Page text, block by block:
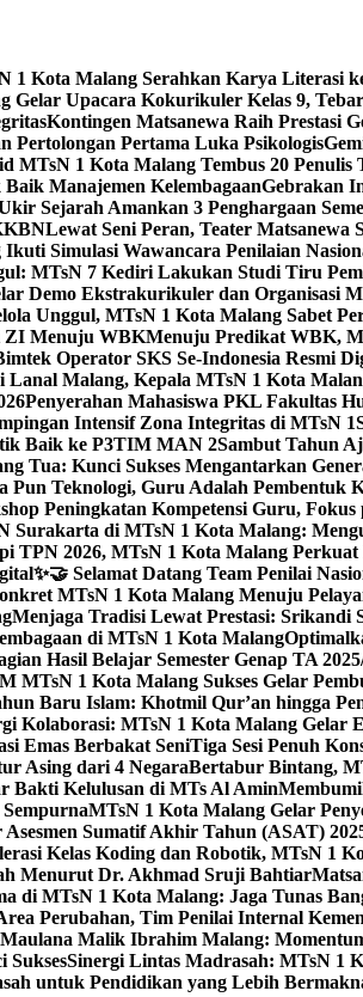
1 Kota Malang Serahkan Karya Literasi
Gelar Upacara Kokurikuler Kelas 9,
Kontingen Matsanewa Raih Prestasi
Pertolongan Pertama Luka Psikologis
MTsN 1 Kota Malang Tembus 20
Manajemen KelembagaanGebrakan
Sejarah Amankan 3 Penghargaan
Lewat Seni Peran, Teater Matsanewa
Simulasi Wawancara Penilaian
MTsN 7 Kediri Lakukan Studi Tiru
Demo Ekstrakurikuler dan Organisasi
Unggul, MTsN 1 Kota Malang Sabet
ZI Menuju WBKMenuju Predikat WBK,
Operator SKS Se-Indonesia Resmi
Lanal Malang, Kepala MTsN 1 Kota
Penyerahan Mahasiswa PKL Fakultas
Intensif Zona Integritas di MTsN 1
Baik ke P3TIM MAN 2Sambut Tahun
Tua: Kunci Sukses Mengantarkan
Pun Teknologi, Guru Adalah Pembentuk
Peningkatan Kompetensi Guru,
Surakarta di MTsN 1 Kota Malang:
TPN 2026, MTsN 1 Kota Malang
✨🤝 Selamat Datang Team Penilai
MTsN 1 Kota Malang Menuju
Menjaga Tradisi Lewat Prestasi: Srikandi
di MTsN 1 Kota Malang
Hasil Belajar Semester Genap TA
MTsN 1 Kota Malang Sukses Gelar
Baru Islam: Khotmil Qur’an hingga
Kolaborasi: MTsN 1 Kota Malang Gelar
Emas Berbakat SeniTiga Sesi Penuh
Asing dari 4 NegaraBertabur Bintang,
Bakti Kelulusan di MTs Al Amin
MTsN 1 Kota Malang Gelar
Sumatif Akhir Tahun (ASAT)
Kelas Koding dan Robotik, MTsN 1
Menurut Dr. Akhmad Sruji Bahtiar
di MTsN 1 Kota Malang: Jaga Tunas
Perubahan, Tim Penilai Internal
Malik Ibrahim Malang:
SuksesSinergi Lintas Madrasah: MTsN 1
untuk Pendidikan yang Lebih